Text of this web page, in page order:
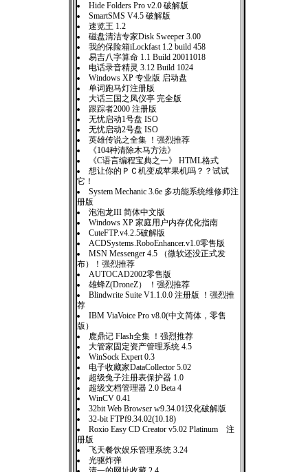
Hide Folders Pro v2.0 破解版
SmartSMS V4.5 破解版
速览王 1.2
磁盘清洁专家Disk Sweeper 3.00
我的保险箱iLockfast 1.2 build 458
易吉八字算命 1.1 Build 20011018
电话录音精灵 3.12 Build 1024
Windows XP 专业版 启动盘
单词跑马灯注册版
大话三国之凤仪亭 完全版
跟踪者2000 注册版
无忧启动1号盘 ISO
无忧启动2号盘 ISO
英雄传说之全集 ！强烈推荐
《104种清除木马方法》
《C语言编程宝典之一》 HTML格式
想让你的ＰＣ机变成苹果机吗？？试试
它！
System Mechanic 3.6e 多功能系统维修师注
册版
泡泡龙III 简体中文版
Windows XP 家庭用户内存优化指南
CuteFTP.v4.2.5破解版
ACDSystems.RoboEnhancer.v1.0零售版
MSN Messenger 4.5 （微软还没正式发
布）！强烈推荐
AUTOCAD2002零售版
雄蜂Z(DroneZ） ！强烈推荐
Blindwrite Suite V1.1.0.0 注册版 ！强烈推
荐
IBM ViaVoice Pro v8.0(中文简体，零售
版）
鹿鼎记 Flash全集 ！强烈推荐
大管家固定资产管理系统 4.5
WinSock Expert 0.3
电子收藏家DataCollector 5.02
超级兔子注册表保护器 1.0
超级文档管理器 2.0 Beta 4
WinCV 0.41
32bit Web Browser w9.34.01汉化破解版
32-bit FTPf9.34.02(10.18)
Roxio Easy CD Creator v5.02 Platinum 注
册版
飞天餐饮娱乐管理系统 3.24
光驱炸弹